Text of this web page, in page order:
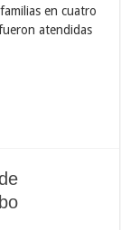
en cuatro
atendidas